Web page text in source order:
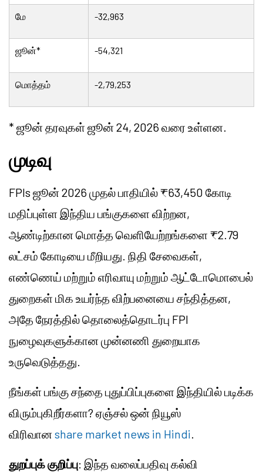
மே -32,963
ஜூன்* -54,321
மொத்தம் -2,79,253
* ஜூன் தரவுகள் ஜூன் 24, 2026 வரை உள்ளன.
முடிவு
FPIs ஜூன் 2026 முதல் பாதியில் ₹63,450 கோடி
மதிப்புள்ள இந்திய பங்குகளை விற்றன,
ஆண்டிற்கான மொத்த வெளியேற்றங்களை ₹2.79
லட்சம் கோடியை மீறியது. நிதி சேவைகள்,
எண்ணெய் மற்றும் எரிவாயு மற்றும் ஆட்டோமொபைல்
துறைகள் மிக உயர்ந்த விற்பனையை சந்தித்தன,
அதே நேரத்தில் தொலைத்தொடர்பு FPI
நுழைவுகளுக்கான முன்னணி துறையாக
உருவெடுத்தது.
நீங்கள் பங்கு சந்தை புதுப்பிப்புகளை இந்தியில் படிக்க
விரும்புகிறீர்களா? ஏஞ்சல் ஒன் நியூஸ்
விரிவானshare market news in Hindi.
துறப்புக் குறிப்பு: இந்த வலைப்பதிவு கல்வி